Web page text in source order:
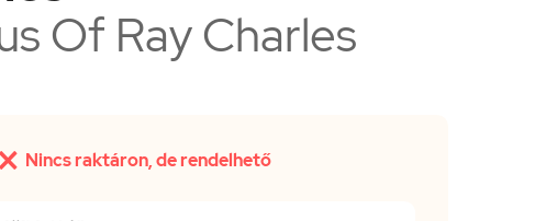
Of Ray Charles
 Nincs raktáron, de rendelhető